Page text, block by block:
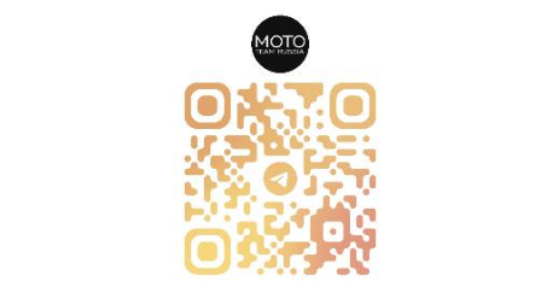
толком не выкатывал на бездор.
Мне просто нравится, когда мой